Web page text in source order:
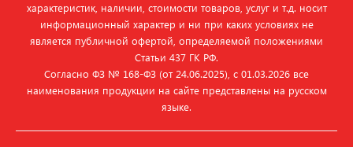
характеристик, наличии, стоимости товаров, услуг и т.д. носит
информационный характер и ни при каких условиях не
является публичной офертой, определяемой положениями
Статьи 437 ГК РФ.
Согласно ФЗ № 168‑ФЗ (от 24.06.2025), с 01.03.2026 все
наименования продукции на сайте представлены на русском
языке.